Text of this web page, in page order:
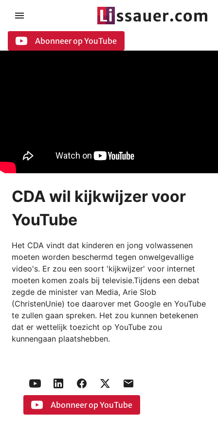
Abonneer op YouTube
CDA wil kijkwijzer voor
YouTube
Het CDA vindt dat kinderen en jong volwassenen
moeten worden beschermd tegen onwelgevallige
video's. Er zou een soort 'kijkwijzer' voor internet
moeten komen zoals bij televisie.Tijdens een debat
zegde de minister van Media, Arie Slob
(ChristenUnie) toe daarover met Google en YouTube
te zullen gaan spreken. Het zou kunnen betekenen
dat er wettelijk toezicht op YouTube zou
kunnengaan plaatshebben.
Abonneer op YouTube